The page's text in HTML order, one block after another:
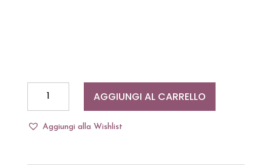
Orchidea
Rami
AGGIUNGI AL CARRELLO
Aggiungi alla Wishlist